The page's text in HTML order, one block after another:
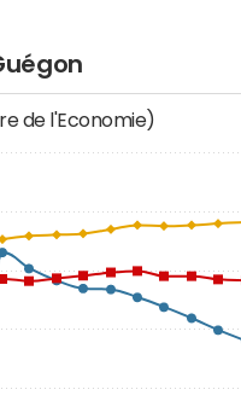
de l'Economie)